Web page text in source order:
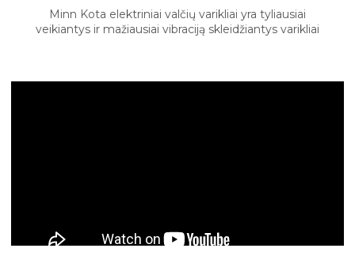
Minn Kota elektriniai valčių varikliai yra tyliausiai
veikiantys ir mažiausiai vibraciją skleidžiantys varikliai